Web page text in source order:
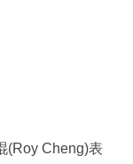
(Roy Cheng)表